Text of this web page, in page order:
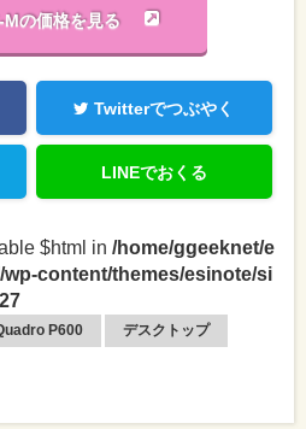
の価格を見る
Twitterでつぶやく
LINEでおくる
$html in /home/ggeeknet/e
content/themes/esinote/si
27
P600 デスクトップ